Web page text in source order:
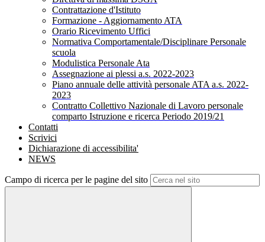
Contrattazione d'Istituto
Formazione - Aggiornamento ATA
Orario Ricevimento Uffici
Normativa Comportamentale/Disciplinare Personale
scuola
Modulistica Personale Ata
Assegnazione ai plessi a.s. 2022-2023
Piano annuale delle attività personale ATA a.s. 2022-
2023
Contratto Collettivo Nazionale di Lavoro personale
comparto Istruzione e ricerca Periodo 2019/21
Contatti
Scrivici
Dichiarazione di accessibilita'
NEWS
Campo di ricerca per le pagine del sito